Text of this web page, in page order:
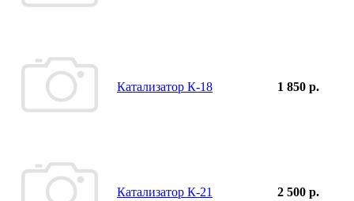
Катализатор К-18 1 850 р.
Катализатор К-21 2 500 р.